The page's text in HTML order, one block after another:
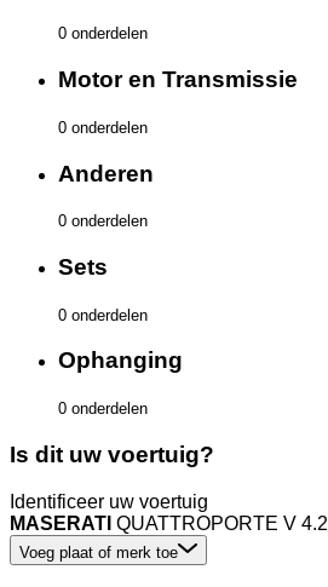
0 onderdelen
Motor en Transmissie
0 onderdelen
Anderen
0 onderdelen
Sets
0 onderdelen
Ophanging
0 onderdelen
Is dit uw voertuig?
Identificeer uw voertuig
MASERATI QUATTROPORTE V 4.2
Voeg plaat of merk toe